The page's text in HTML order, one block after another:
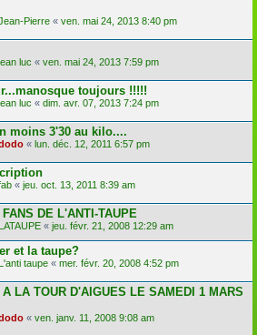
Pierre « ven. mai 24, 2013 8:40 pm
luc « ven. mai 24, 2013 7:59 pm
toujours !!!!!
luc « dim. avr. 07, 2013 7:24 pm
moins 3'30 au kilo....
« lun. déc. 12, 2011 6:57 pm
« jeu. oct. 13, 2011 8:39 am
DE L'ANTI-TAUPE
LATAUPE « jeu. févr. 21, 2008 12:29 am
et la taupe?
L'anti taupe « mer. févr. 20, 2008 4:52 pm
LA TOUR D'AIGUES LE SAMEDI 1 MARS
« ven. janv. 11, 2008 9:08 am